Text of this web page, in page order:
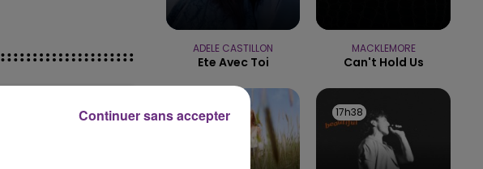
11h00 - 16h00
LE WEEK-END CHAMPAGNE FM
ADELE CASTILLON
Ete Avec Toi
MACKLEMORE
Can't Hold Us
17h41
17h41 17h38
17h38
Continuer sans accepter